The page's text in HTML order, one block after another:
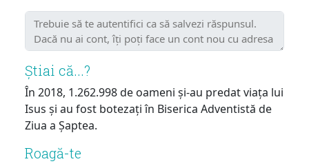
Știai că...?
În 2018, 1.262.998 de oameni și-au predat viața lui
Isus și au fost botezați în Biserica Adventistă de
Ziua a Șaptea.
Roagă-te